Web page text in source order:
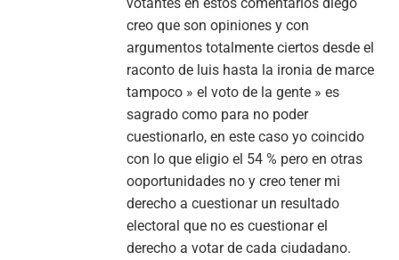
creo que son opiniones y con
argumentos totalmente ciertos desde el
raconto de luis hasta la ironia de marce
tampoco » el voto de la gente » es
sagrado como para no poder
cuestionarlo, en este caso yo coincido
con lo que eligio el 54 % pero en otras
ooportunidades no y creo tener mi
derecho a cuestionar un resultado
electoral que no es cuestionar el
derecho a votar de cada ciudadano.